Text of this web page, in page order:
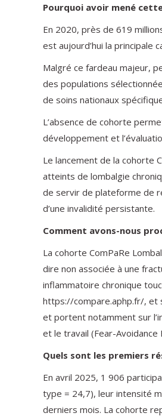
Pourquoi avoir mené
En 2020, près de 619
est aujourd’hui la principale
Malgré ce fardeau majeur,
des populations
de soins nationaux
L’absence de cohorte
développement et
Le lancement de la cohorte
atteints de lombalgie
de servir de plateforme de
d’une invalidité persistante.
Comment avons-nous
La cohorte ComPaRe
dire non associée à une
inflammatoire chronique
https://compare.aphp.fr/, et
et portent notamment sur
et le travail (Fear-
Quels sont les premiers
En avril 2025, 1 906
type = 24,7), leur intensité
derniers mois. La cohorte